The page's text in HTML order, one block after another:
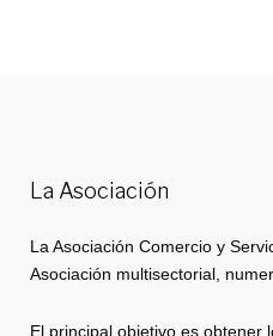
La Asociación
La Asociación Comercio y
Asociación multisectorial,
El principal objetivo es obtener